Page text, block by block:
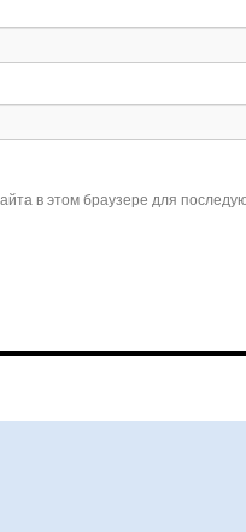
в этом браузере для